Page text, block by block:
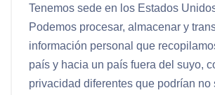
Tenemos sede en los Estados
Podemos procesar, almacenar y
información personal que
país y hacia un país fuera del suyo,
privacidad diferentes que podrían no